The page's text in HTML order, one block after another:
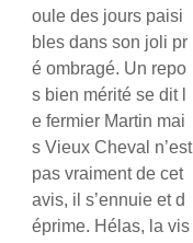
oule des jours paisi
bles dans son joli pr
é ombragé. Un repo
s bien mérité se dit l
e fermier Martin mai
s Vieux Cheval n’est
pas vraiment de cet
avis, il s’ennuie et d
éprime. Hélas, la vis